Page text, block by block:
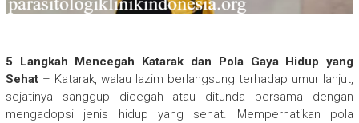
5 Langkah Mencegah Katarak dan Pola Gaya Hidup yang
Sehat– Katarak, walau lazim berlangsung terhadap umur lanjut,
sejatinya sanggup dicegah atau ditunda bersama dengan
mengadopsi jenis hidup yang sehat. Memperhatikan pola